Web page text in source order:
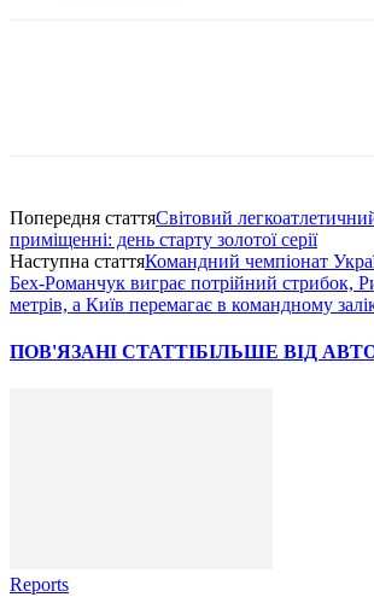
Попередня статтяСвітовий
приміщенні: день старту золотої серії
Наступна статтяКомандний чемпіонат
Бех-Романчук виграє потрійний стрибок,
метрів, а Київ перемагає в командному
ПОВ'ЯЗАНІ СТАТТІБІЛЬШЕ ВІД
Reports